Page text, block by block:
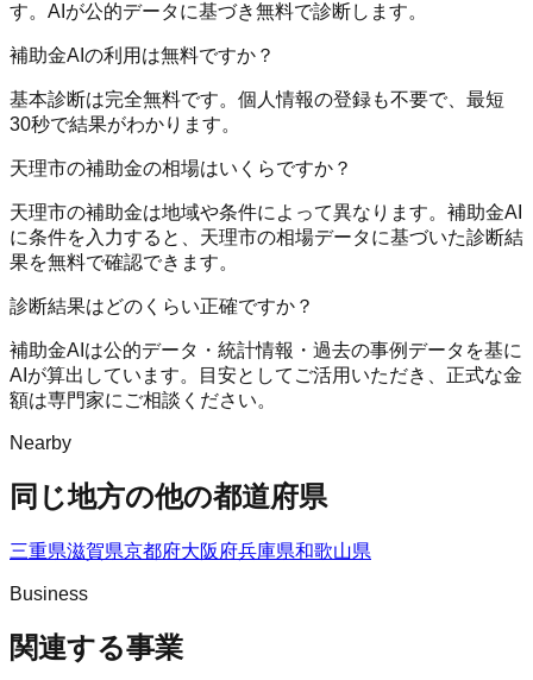
す。AIが公的データに基づき無料で診断します。
補助金AIの利用は無料ですか？
基本診断は完全無料です。個人情報の登録も不要で、最短
30秒で結果がわかります。
天理市の補助金の相場はいくらですか？
天理市の補助金は地域や条件によって異なります。補助金AI
に条件を入力すると、天理市の相場データに基づいた診断結
果を無料で確認できます。
診断結果はどのくらい正確ですか？
補助金AIは公的データ・統計情報・過去の事例データを基に
AIが算出しています。目安としてご活用いただき、正式な金
額は専門家にご相談ください。
Nearby
同じ地方の他の都道府県
三重県滋賀県京都府大阪府兵庫県和歌山県
Business
関連する事業